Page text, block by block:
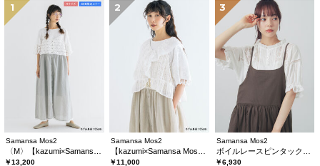
1
Samansa Mos2
￥13,200
2
Samansa Mos2
￥11,000
3
Samansa Mos2
￥6,930